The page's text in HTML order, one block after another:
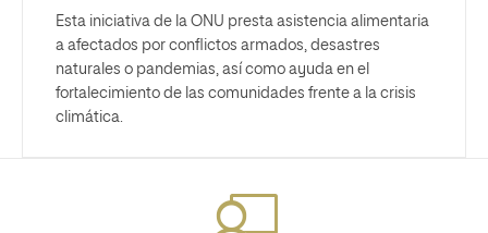
Esta iniciativa de la ONU presta asistencia alimentaria
a afectados por conflictos armados, desastres
naturales o pandemias, así como ayuda en el
fortalecimiento de las comunidades frente a la crisis
climática.